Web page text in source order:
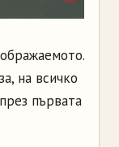
на всичко
първата